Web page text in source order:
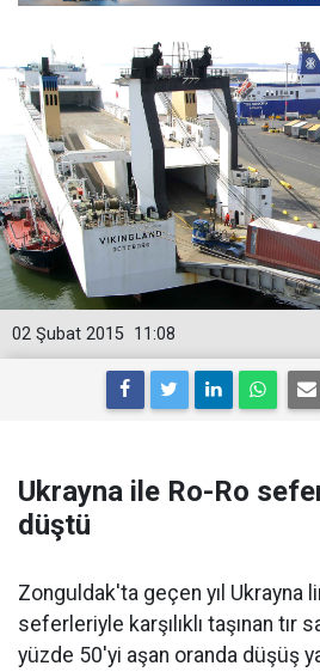
11:08
02 Şubat 2015
Ukrayna ile Ro-Ro
düştü
Zonguldak'ta geçen yıl Ukrayna
seferleriyle karşılıklı taşınan tır
yüzde 50'yi aşan oranda düşüş